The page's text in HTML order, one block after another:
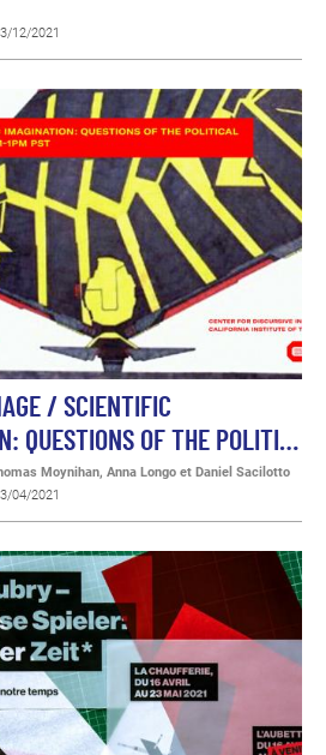
12/2021
/ SCIENTIFIC
QUESTIONS OF THE POLITI…
Moynihan, Anna Longo et Daniel Sacilotto
04/2021